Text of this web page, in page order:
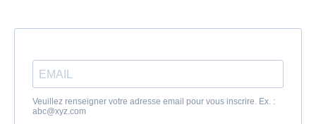
Veuillez renseigner votre adresse email pour vous inscrire. Ex. :
abc@xyz.com